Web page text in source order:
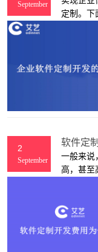
September
定制。下
2
September
软件定
一般来说
高，甚至